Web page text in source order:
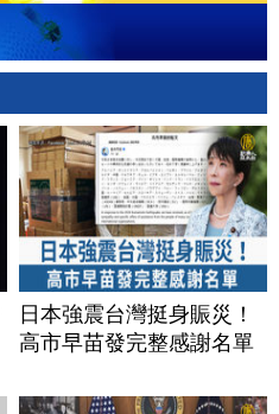
日本強震台灣挺身賑災！
高市早苗發完整感謝名單